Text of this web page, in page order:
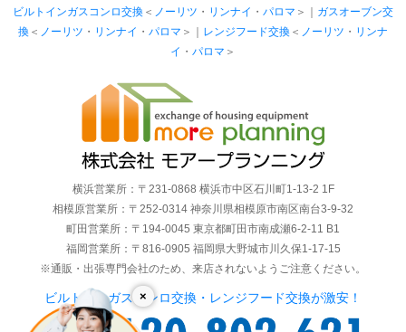
×
ビルトインガスコンロ交換 ＜ ノーリツ ・ リンナイ ・ パロマ ＞｜ ガスオーブン交
換 ＜ ノーリツ ・ リンナイ ・ パロマ ＞｜ レンジフード交換 ＜ ノーリツ ・ リンナ
イ ・ パロマ ＞
横浜営業所：〒231-0868 横浜市中区石川町1-13-2 1F
相模原営業所：〒252-0314 神奈川県相模原市南区南台3-9-32
町田営業所：〒194-0045 東京都町田市南成瀬6-2-11 B1
福岡営業所：〒816-0905 福岡県大野城市川久保1-17-15
※通販・出張専門会社のため、来店されないようご注意ください。
ビルトインガスコンロ交換・レンジフード交換が激安！